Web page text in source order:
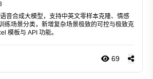
音合成大模型，支持中英文零样本克隆、情感
练场景分类，新增复杂场景极致的可控与极致克
模板与 API 功能。
69